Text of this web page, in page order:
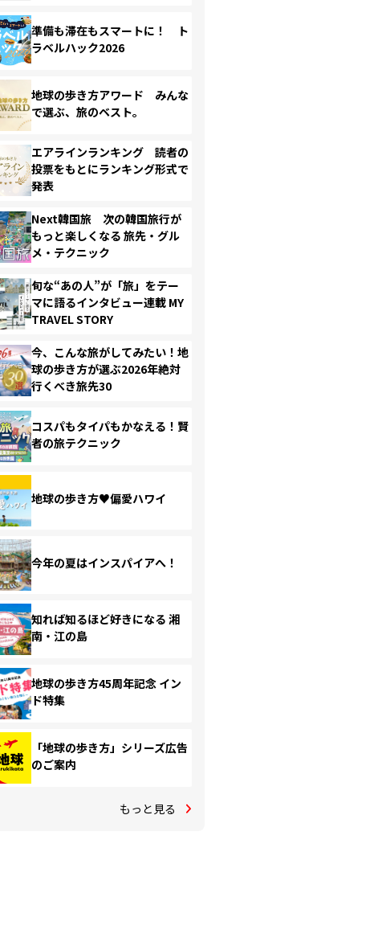
準備も滞在もスマートに！ ト
ラベルハック2026
地球の歩き方アワード みんな
で選ぶ、旅のベスト。
エアラインランキング 読者の
投票をもとにランキング形式で
発表
Next韓国旅 次の韓国旅行が
もっと楽しくなる 旅先・グル
メ・テクニック
旬な“あの人”が「旅」をテー
マに語るインタビュー連載 MY
TRAVEL STORY
今、こんな旅がしてみたい！地
球の歩き方が選ぶ2026年絶対
行くべき旅先30
コスパもタイパもかなえる！賢
者の旅テクニック
地球の歩き方♥偏愛ハワイ
今年の夏はインスパイアへ！
知れば知るほど好きになる 湘
南・江の島
地球の歩き方45周年記念 イン
ド特集
「地球の歩き方」シリーズ広告
のご案内
もっと見る